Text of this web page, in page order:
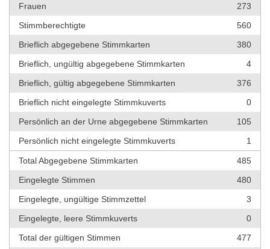
Frauen
273
Stimmberechtigte
560
Brieflich abgegebene Stimmkarten
380
Brieflich, ungültig abgegebene Stimmkarten
4
Brieflich, gültig abgegebene Stimmkarten
376
Brieflich nicht eingelegte Stimmkuverts
0
Persönlich an der Urne abgegebene Stimmkarten
105
Persönlich nicht eingelegte Stimmkuverts
1
Total Abgegebene Stimmkarten
485
Eingelegte Stimmen
480
Eingelegte, ungültige Stimmzettel
3
Eingelegte, leere Stimmkuverts
0
Total der gültigen Stimmen
477